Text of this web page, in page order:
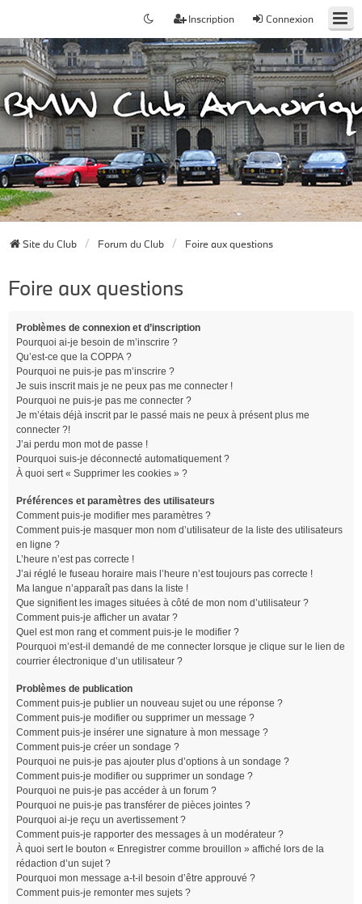
Connexion
Inscription
Site du Club Forum du Club Foire aux questions
Foire aux questions
Problèmes de connexion et d’inscription
Pourquoi ai-je besoin de m’inscrire ?
Qu’est-ce que la COPPA ?
Pourquoi ne puis-je pas m’inscrire ?
Je suis inscrit mais je ne peux pas me connecter !
Pourquoi ne puis-je pas me connecter ?
Je m’étais déjà inscrit par le passé mais ne peux à présent plus me
connecter ?!
J’ai perdu mon mot de passe !
Pourquoi suis-je déconnecté automatiquement ?
À quoi sert « Supprimer les cookies » ?
Préférences et paramètres des utilisateurs
Comment puis-je modifier mes paramètres ?
Comment puis-je masquer mon nom d’utilisateur de la liste des utilisateurs
en ligne ?
L’heure n’est pas correcte !
J’ai réglé le fuseau horaire mais l’heure n’est toujours pas correcte !
Ma langue n’apparaît pas dans la liste !
Que signifient les images situées à côté de mon nom d’utilisateur ?
Comment puis-je afficher un avatar ?
Quel est mon rang et comment puis-je le modifier ?
Pourquoi m’est-il demandé de me connecter lorsque je clique sur le lien de
courrier électronique d’un utilisateur ?
Problèmes de publication
Comment puis-je publier un nouveau sujet ou une réponse ?
Comment puis-je modifier ou supprimer un message ?
Comment puis-je insérer une signature à mon message ?
Comment puis-je créer un sondage ?
Pourquoi ne puis-je pas ajouter plus d’options à un sondage ?
Comment puis-je modifier ou supprimer un sondage ?
Pourquoi ne puis-je pas accéder à un forum ?
Pourquoi ne puis-je pas transférer de pièces jointes ?
Pourquoi ai-je reçu un avertissement ?
Comment puis-je rapporter des messages à un modérateur ?
À quoi sert le bouton « Enregistrer comme brouillon » affiché lors de la
rédaction d’un sujet ?
Pourquoi mon message a-t-il besoin d’être approuvé ?
Comment puis-je remonter mes sujets ?